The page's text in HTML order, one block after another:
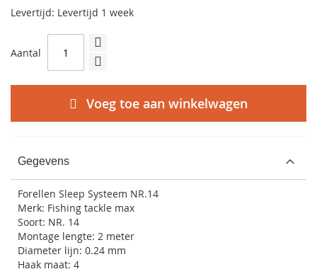
Levertijd: Levertijd 1 week
Aantal
Voeg toe aan winkelwagen
Gegevens
Forellen Sleep Systeem NR.14
Merk: Fishing tackle max
Soort: NR. 14
Montage lengte: 2 meter
Diameter lijn: 0.24 mm
Haak maat: 4